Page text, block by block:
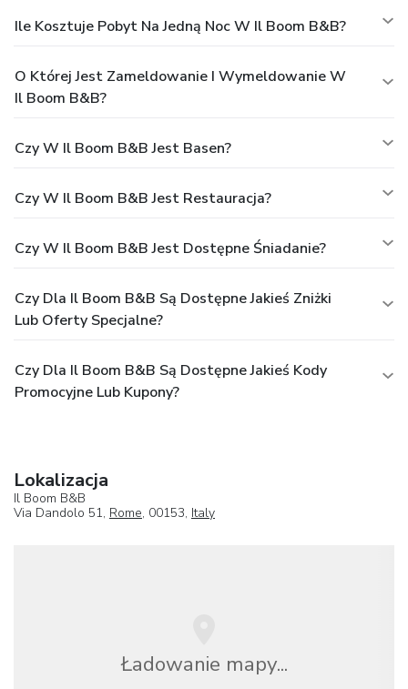
Ile Kosztuje Pobyt Na Jedną Noc W Il Boom B&B?
O Której Jest Zameldowanie I Wymeldowanie W
Il Boom B&B?
Czy W Il Boom B&B Jest Basen?
Czy W Il Boom B&B Jest Restauracja?
Czy W Il Boom B&B Jest Dostępne Śniadanie?
Czy Dla Il Boom B&B Są Dostępne Jakieś Zniżki
Lub Oferty Specjalne?
Czy Dla Il Boom B&B Są Dostępne Jakieś Kody
Promocyjne Lub Kupony?
Lokalizacja
Il Boom B&B
Via Dandolo 51, Rome, 00153, Italy
Ładowanie mapy...